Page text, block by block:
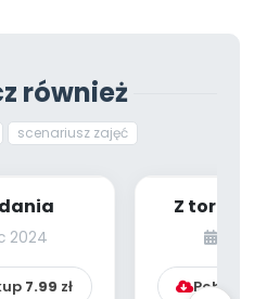
również
scenariusz zajęć
2024
7.99 zł
Z torby
Pobierz